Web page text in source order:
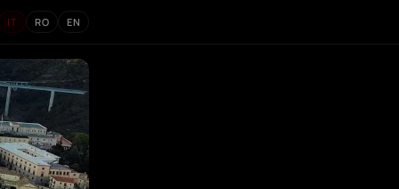
IT RO EN